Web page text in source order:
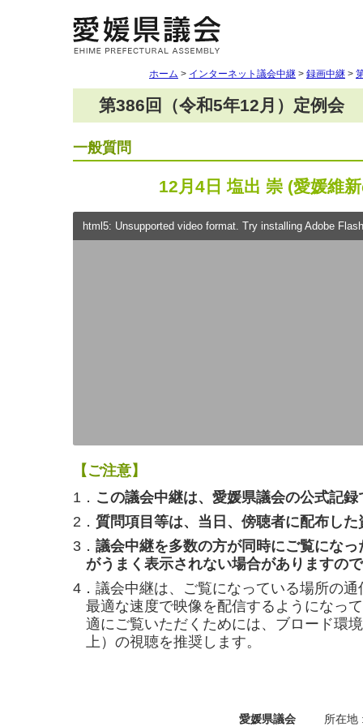
ホーム > インターネット議会中継 > 録画中継 >
第386回（令和5年12月）定例会
一般質問
12月4日 塩出 崇 (愛媛維
html5: Unsupported video format. Try installing Adobe
【ご注意】
1． この議会中継は、愛媛県議会の公式記
2． 質問項目等は、当日、傍聴者に配布した
3． 議会中継を多数の方が同時にご覧にな
がうまく表示されない場合がありますの
4．議会中継は、ご覧になっている場所の
最適な速度で映像を配信するようになっ
適にご覧いただくためには、ブロード環
上）の視聴を推奨します。
愛媛県議会
所在地